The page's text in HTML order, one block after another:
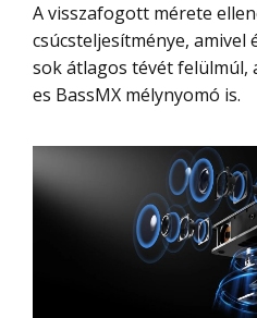
A visszafogott mérete ellenére 120W a
csúcsteljesítménye, amivel
sok átlagos tévét felülmúl,
es BassMX mélynyomó is.